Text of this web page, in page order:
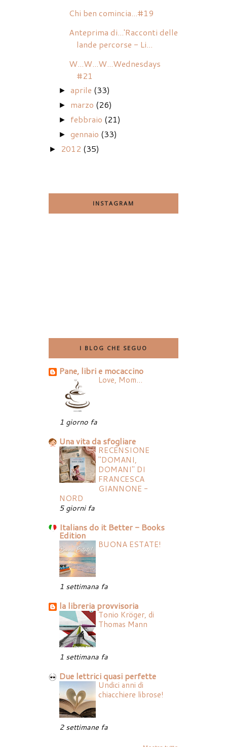
Chi ben comincia...#19
Anteprima di...'Racconti delle
lande percorse - Li...
W...W...W...Wednesdays
#21
►aprile (33)
► marzo (26)
► febbraio (21)
►gennaio (33)
► 2012 (35)
INSTAGRAM
I BLOG CHE SEGUO
Pane, libri e mocaccino
Love, Mom...
1 giorno fa
Una vita da sfogliare
RECENSIONE
"DOMANI,
DOMANI" DI
FRANCESCA
GIANNONE -
NORD
5 giorni fa
Italians do it Better - Books
Edition
BUONA ESTATE!
1 settimana fa
la libreria provvisoria
Tonio Kröger, di
Thomas Mann
1 settimana fa
Due lettrici quasi perfette
Undici anni di
chiacchiere librose!
2 settimane fa